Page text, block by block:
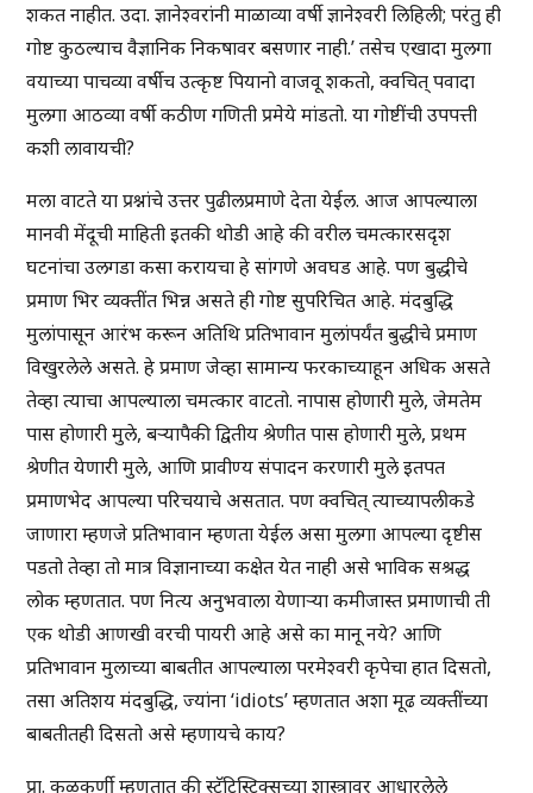
शकत नाहीत. उदा. ज्ञानेश्वरांनी माळाव्या वर्षी ज्ञानेश्वरी लिहिली; परंतु ही
गोष्ट कुठल्याच वैज्ञानिक निकषावर बसणार नाही.’ तसेच एखादा मुलगा
वयाच्या पाचव्या वर्षीच उत्कृष्ट पियानो वाजवू शकतो, क्वचित् पवादा
मुलगा आठव्या वर्षी कठीण गणिती प्रमेये मांडतो. या गोष्टींची उपपत्ती
कशी लावायची?
मला वाटते या प्रश्नांचे उत्तर पुढीलप्रमाणे देता येईल. आज आपल्याला
मानवी मेंदूची माहिती इतकी थोडी आहे की वरील चमत्कारसदृश
घटनांचा उलगडा कसा करायचा हे सांगणे अवघड आहे. पण बुद्धीचे
प्रमाण भिर व्यक्तींत भिन्न असते ही गोष्ट सुपरिचित आहे. मंदबुद्धि
मुलांपासून आरंभ करून अतिथि प्रतिभावान मुलांपर्यंत बुद्धीचे प्रमाण
विखुरलेले असते. हे प्रमाण जेव्हा सामान्य फरकाच्याहून अधिक असते
तेव्हा त्याचा आपल्याला चमत्कार वाटतो. नापास होणारी मुले, जेमतेम
पास होणारी मुले, बर्‍यापैकी द्वितीय श्रेणीत पास होणारी मुले, प्रथम
श्रेणीत येणारी मुले, आणि प्रावीण्य संपादन करणारी मुले इतपत
प्रमाणभेद आपल्या परिचयाचे असतात. पण क्वचित् त्याच्यापलीकडे
जाणारा म्हणजे प्रतिभावान म्हणता येईल असा मुलगा आपल्या दृष्टीस
पडतो तेव्हा तो मात्र विज्ञानाच्या कक्षेत येत नाही असे भाविक सश्रद्ध
लोक म्हणतात. पण नित्य अनुभवाला येणार्‍या कमीजास्त प्रमाणाची ती
एक थोडी आणखी वरची पायरी आहे असे का मानू नये? आणि
प्रतिभावान मुलाच्या बाबतीत आपल्याला परमेश्वरी कृपेचा हात दिसतो,
तसा अतिशय मंदबुद्धि, ज्यांना ‘idiots’ म्हणतात अशा मूढ व्यक्तींच्या
बाबतीतही दिसतो असे म्हणायचे काय?
प्रा. कुळकर्णी म्हणतात की स्टॅटिस्टिक्सच्या शास्त्रावर आधारलेले